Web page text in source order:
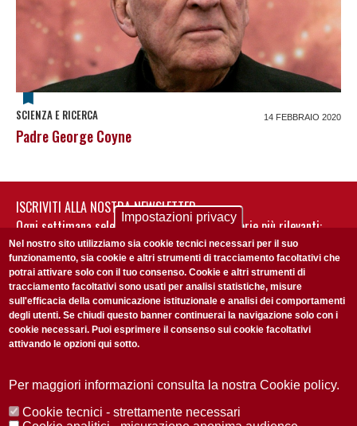
SCIENZA E RICERCA 14 FEBBRAIO 2020
Padre George Coyne
ISCRIVITI ALLA NOSTRA NEWSLETTER
Ogni settimana selezioniamo per te nostre storie più rilevanti:
non perderti gli aggiornamenti della nostra newsletter
Accetto laPrivacy Policy
Redazione Copyright Privacy Area stampa
Impostazioni privacy
Nel nostro sito utilizziamo sia cookie tecnici necessari per il suo
funzionamento, sia cookie e altri strumenti di tracciamento facoltativi che
potrai attivare solo con il tuo consenso. Cookie e altri strumenti di
tracciamento facoltativi sono usati per analisi statistiche, misure
sull'efficacia della comunicazione istituzionale e analisi dei comportamenti
degli utenti. Se chiudi questo banner continuerai la navigazione solo con i
cookie necessari. Puoi esprimere il consenso sui cookie facoltativi
attivando le opzioni qui sotto.
Per maggiori informazioni consulta la nostra Cookie policy.
Cookie tecnici - strettamente necessari